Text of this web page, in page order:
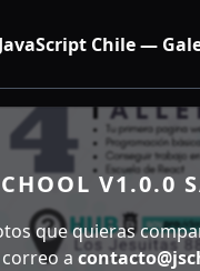
JavaScript Chile —
V1.0.0
que quieras
a